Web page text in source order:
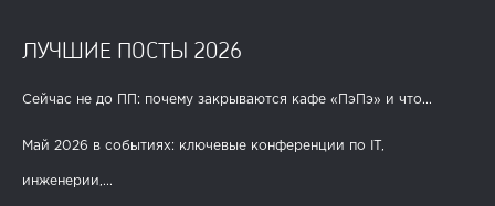
ЛУЧШИЕ ПОСТЫ 2026
Сейчас не до ПП: почему закрываются кафе «ПэПэ» и что...
Май 2026 в событиях: ключевые конференции по IT,
инженерии,...